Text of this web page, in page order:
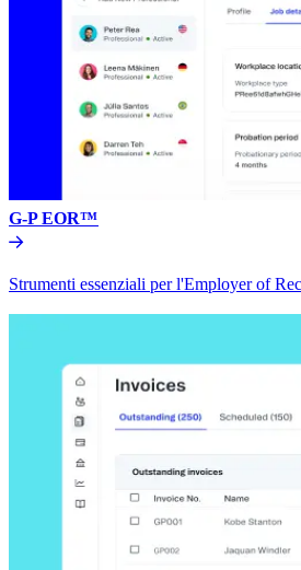
G-P EOR™​​
Strumenti essenziali per l'Employer of